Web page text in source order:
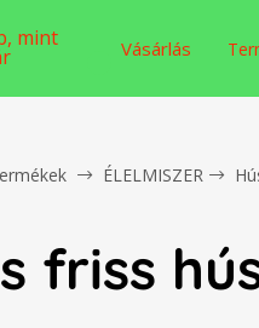
mint Vásárlás
ÉLELMISZER
friss